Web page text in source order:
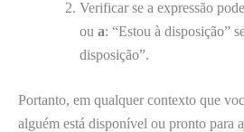
Verificar se a expressão
ou a: “Estou à disposição”
disposição”.
Portanto, em qualquer contexto que
alguém está disponível ou pronto para